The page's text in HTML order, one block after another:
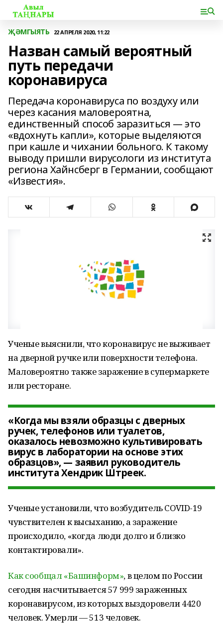
ҖӘМГЫЯТЬ 22 АПРЕЛЯ 2020, 11:22
Назван самый вероятный
путь передачи
коронавируса
Передача коронавируса по воздуху или
через касания маловероятна,
единственный способ заразиться — это
«вдохнуть капли», которые выделяются
при кашле и чихании больного. К такому
выводу пришли вирусологи из института
региона Хайнсберг в Германии, сообщают
«Известия».
Ученые выяснили, что коронавирус не выживает
на дверной ручке или поверхности телефона.
Маловероятно также заражение в супермаркете
или ресторане.
«Когда мы взяли образцы с дверных
ручек, телефонов или туалетов,
оказалось невозможно культивировать
вирус в лаборатории на основе этих
образцов», — заявил руководитель
института Хендрик Штреек.
Ученые установили, что возбудитель COVID-19
чувствителен к высыханию, а заражение
происходило, «когда люди долго и близко
контактировали».
Как сообщал «Башинформ», в целом по России
сегодня насчитывается 57 999 зараженных
коронавирусом, из которых выздоровели 4420
человек. Умерли — 513 человек.